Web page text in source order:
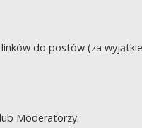
do postów (za
Moderatorzy.